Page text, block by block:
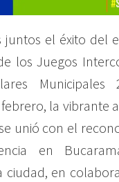
juntos el éxito del
los Juegos
Municipales
la vibrante
unió con el
en
ciudad, en